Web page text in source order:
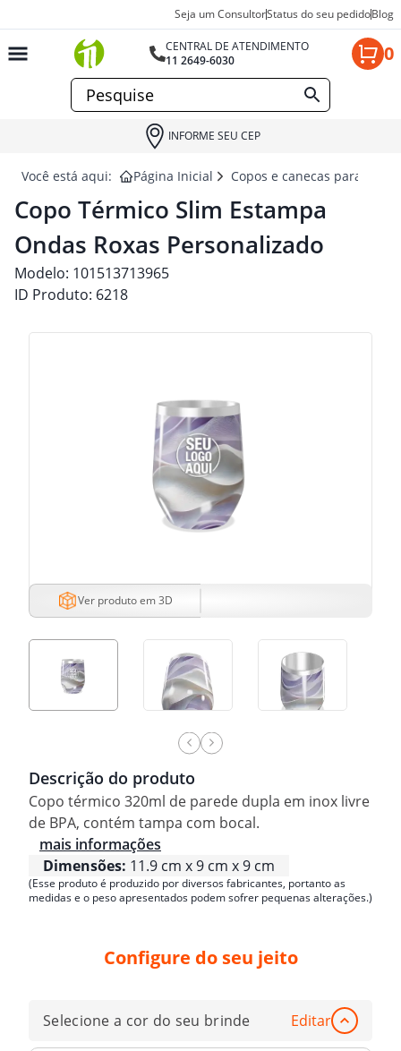
Seja um ConsultorStatus do seu pedidoBlog
CENTRAL DE ATENDIMENTO
11 2649-6030
0
INFORME SEU CEP
Você está aqui: Página Inicial Copos e canecas para
Copo Térmico Slim Estampa
Ondas Roxas Personalizado
Modelo: 101513713965
ID Produto: 6218
Ver produto em 3D
Descrição do produto
Copo térmico 320ml de parede dupla em inox livre
de BPA, contém tampa com bocal.
mais informações
Dimensões: 11.9 cm x 9 cm x 9 cm
(Esse produto é produzido por diversos fabricantes, portanto as
medidas e o peso apresentados podem sofrer pequenas alterações.)
Configure do seu jeito
Selecione a cor do seu brinde Editar